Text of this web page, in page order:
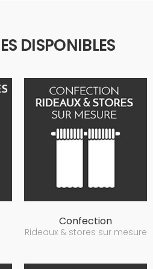
DISPONIBLES
Confection
Rideaux & stores sur mesure